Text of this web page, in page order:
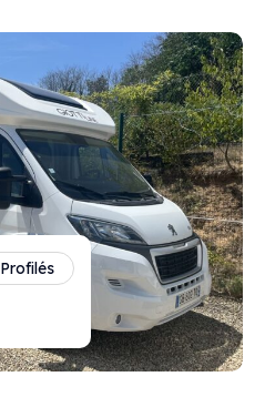
Profilés